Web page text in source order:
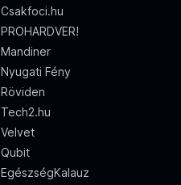
Csakfoci.hu
PROHARDVER!
Mandiner
Nyugati Fény
Röviden
Tech2.hu
Velvet
Qubit
EgészségKalauz